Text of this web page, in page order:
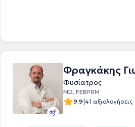
ανθρωπιά πλαισιώνουν τους
πρωτοκόλλων σε συνεργασία πάντοτε
Φραγκάκης
Φυσίατρος
MD, FEBPRM
9.9|41 αξιολογήσεις